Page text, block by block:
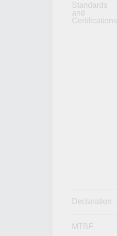
Standards
and
Certifications
Declaration
MTBF